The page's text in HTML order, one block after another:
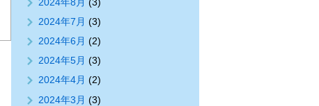
2024年7月 (3)
2024年6月 (2)
2024年5月 (3)
2024年4月 (2)
2024年3月 (3)